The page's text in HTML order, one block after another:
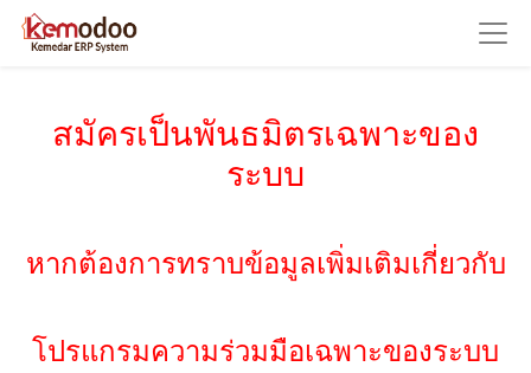
สมัครเป็นพันธมิตรเฉพาะของ
ระบบ
หากต้องการทราบข้อมูลเพิ่มเติมเกี่ยวกับ
โปรแกรมความร่วมมือเฉพาะของระบบ